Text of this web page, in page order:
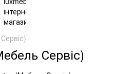
Сервіс)